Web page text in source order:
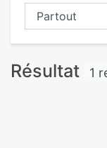
Chercher dans...
Résultat 1